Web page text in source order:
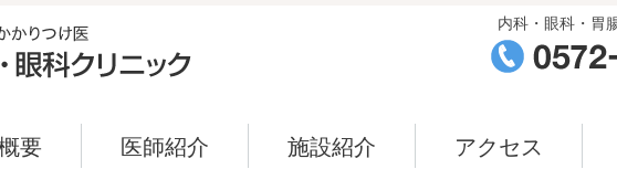
内科・眼科・胃
要 医師紹介 施設紹介 アクセス